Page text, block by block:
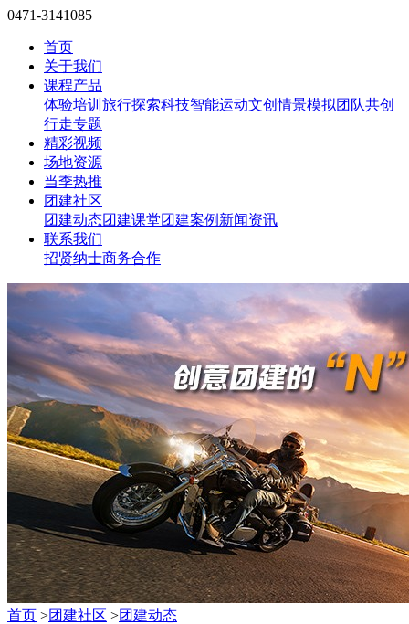
0471-3141085
首页
关于我们
课程产品
体验培训 旅行探索科技智能运动文创情景模拟团队共创
行走专题
精彩视频
场地资源
当季热推
团建社区
团建动态团建课堂团建案例 新闻资讯
联系我们
招贤纳士商务合作
首页 >团建社区 >团建动态